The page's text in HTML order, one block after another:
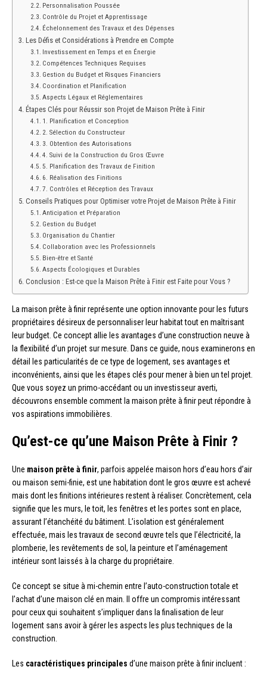
Personnalisation Poussée
Contrôle du Projet et Apprentissage
Échelonnement des Travaux et des Dépenses
Les Défis et Considérations à Prendre en Compte
Investissement en Temps et en Énergie
Compétences Techniques Requises
Gestion du Budget et Risques Financiers
Coordination et Planification
Aspects Légaux et Réglementaires
Étapes Clés pour Réussir son Projet de Maison Prête à Finir
1. Planification et Conception
2. Sélection du Constructeur
3. Obtention des Autorisations
4. Suivi de la Construction du Gros Œuvre
5. Planification des Travaux de Finition
6. Réalisation des Finitions
7. Contrôles et Réception des Travaux
Conseils Pratiques pour Optimiser votre Projet de Maison Prête à Finir
Anticipation et Préparation
Gestion du Budget
Organisation du Chantier
Collaboration avec les Professionnels
Bien-être et Santé
Aspects Écologiques et Durables
Conclusion : Est-ce que la Maison Prête à Finir est Faite pour Vous ?
La maison prête à finir représente une option innovante pour les futurs
propriétaires désireux de personnaliser leur habitat tout en maîtrisant
leur budget. Ce concept allie les avantages d’une construction neuve à
la flexibilité d’un projet sur mesure. Dans ce guide, nous examinerons en
détail les particularités de ce type de logement, ses avantages et
inconvénients, ainsi que les étapes clés pour mener à bien un tel projet.
Que vous soyez un primo-accédant ou un investisseur averti,
découvrons ensemble comment la maison prête à finir peut répondre à
vos aspirations immobilières.
Qu’est-ce qu’une Maison Prête à Finir ?
Une maison prête à finir, parfois appelée maison hors d’eau hors d’air
ou maison semi-finie, est une habitation dont le gros œuvre est achevé
mais dont les finitions intérieures restent à réaliser. Concrètement, cela
signifie que les murs, le toit, les fenêtres et les portes sont en place,
assurant l’étanchéité du bâtiment. L’isolation est généralement
effectuée, mais les travaux de second œuvre tels que l’électricité, la
plomberie, les revêtements de sol, la peinture et l’aménagement
intérieur sont laissés à la charge du propriétaire.
Ce concept se situe à mi-chemin entre l’auto-construction totale et
l’achat d’une maison clé en main. Il offre un compromis intéressant
pour ceux qui souhaitent s’impliquer dans la finalisation de leur
logement sans avoir à gérer les aspects les plus techniques de la
construction.
Les caractéristiques principales d’une maison prête à finir incluent :